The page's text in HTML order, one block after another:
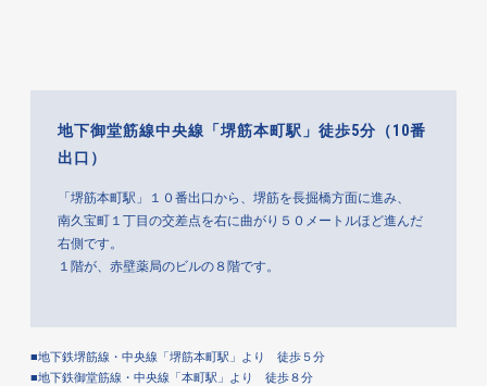
地下御堂筋線中央線「堺筋本町駅」徒歩5分（10番
出口）
「堺筋本町駅」１０番出口から、堺筋を長掘橋方面に進み、
南久宝町１丁目の交差点を右に曲がり５０メートルほど進んだ
右側です。
１階が、赤壁薬局のビルの８階です。
■地下鉄堺筋線・中央線「堺筋本町駅」より 徒歩５分
■地下鉄御堂筋線・中央線「本町駅」より 徒歩８分